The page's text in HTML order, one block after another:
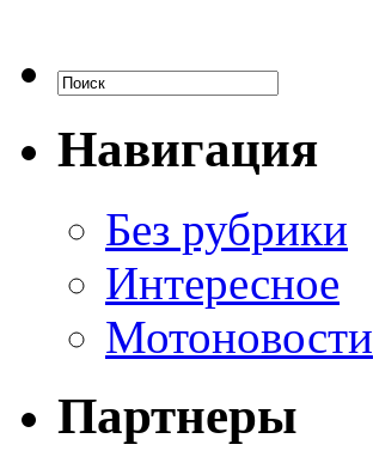
Навигация
Без рубрики
Интересное
Мотоновости
Партнеры